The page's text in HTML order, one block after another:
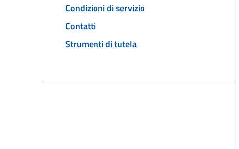
Condizioni di servizio
Contatti
Strumenti di tutela